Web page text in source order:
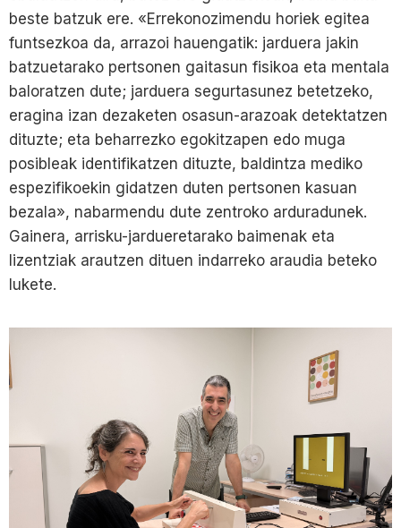
beste batzuk ere. «Errekonozimendu horiek egitea
funtsezkoa da, arrazoi hauengatik: jarduera jakin
batzuetarako pertsonen gaitasun fisikoa eta mentala
baloratzen dute; jarduera segurtasunez betetzeko,
eragina izan dezaketen osasun-arazoak detektatzen
dituzte; eta beharrezko egokitzapen edo muga
posibleak identifikatzen dituzte, baldintza mediko
espezifikoekin gidatzen duten pertsonen kasuan
bezala», nabarmendu dute zentroko arduradunek.
Gainera, arrisku-jardueretarako baimenak eta
lizentziak arautzen dituen indarreko araudia beteko
lukete.